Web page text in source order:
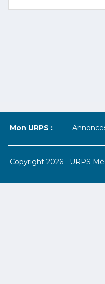
Mon URPS :
Copyright 2026 - URPS